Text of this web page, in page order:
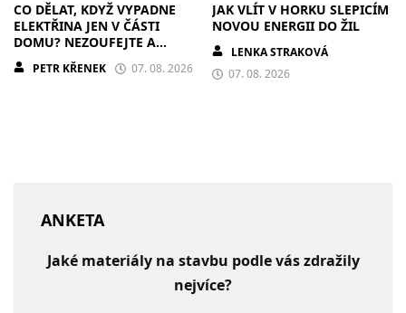
CO DĚLAT, KDYŽ VYPADNE
ELEKTŘINA JEN V ČÁSTI
DOMU? NEZOUFEJTE A
POSTUPUJTE S CHLADNOU
HLAVOU
PETR KŘENEK 07. 08. 2026
JAK VLÍT V HORKU SLEPICÍM
NOVOU ENERGII DO ŽIL
LENKA STRAKOVÁ
07. 08. 2026
ANKETA
Jaké materiály na stavbu podle vás zdražily
nejvíce?